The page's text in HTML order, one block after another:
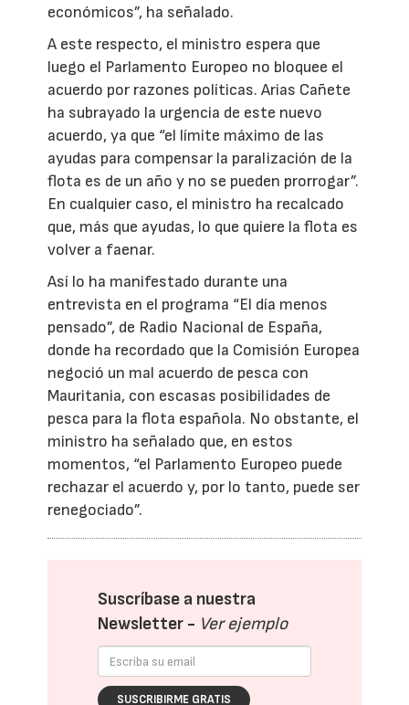
económicos”, ha señalado.
A este respecto, el ministro espera que
luego el Parlamento Europeo no bloquee el
acuerdo por razones políticas. Arias Cañete
ha subrayado la urgencia de este nuevo
acuerdo, ya que “el límite máximo de las
ayudas para compensar la paralización de la
flota es de un año y no se pueden prorrogar”.
En cualquier caso, el ministro ha recalcado
que, más que ayudas, lo que quiere la flota es
volver a faenar.
Así lo ha manifestado durante una
entrevista en el programa “El día menos
pensado”, de Radio Nacional de España,
donde ha recordado que la Comisión Europea
negoció un mal acuerdo de pesca con
Mauritania, con escasas posibilidades de
pesca para la flota española. No obstante, el
ministro ha señalado que, en estos
momentos, “el Parlamento Europeo puede
rechazar el acuerdo y, por lo tanto, puede ser
renegociado”.
Suscríbase a nuestra
Newsletter - Ver ejemplo
SUSCRIBIRME GRATIS